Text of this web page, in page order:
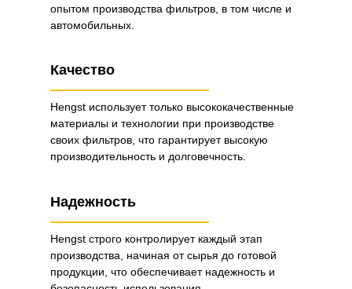
опытом производства фильтров, в том числе и
автомобильных.
Качество
Надежность
Hengst использует только высококачественные
материалы и технологии при производстве
своих фильтров, что гарантирует высокую
производительность и долговечность.
Hengst строго контролирует каждый этап
производства, начиная от сырья до готовой
продукции, что обеспечивает надежность и